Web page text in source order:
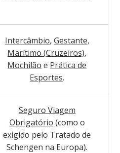
Intercâmbio, Gestante,
Marítimo (Cruzeiros),
Mochilão e Prática de
Esportes.
Seguro Viagem
Obrigatório (como o
exigido pelo Tratado de
Schengen na Europa).